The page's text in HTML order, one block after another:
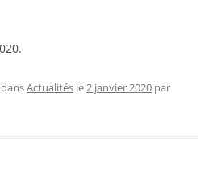
Actualités le2 janvier 2020 par